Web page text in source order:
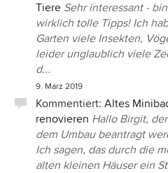
Tiere Sehr interessant -
wirklich tolle Tipps! Ich
Garten viele Insekten,
leider unglaublich viele
d...
9. März 2019
Kommentiert: Altes
renovieren Hallo Birgit,
dem Umbau beantragt
Ich sagen, das durch die
alten kleinen Häuser ein